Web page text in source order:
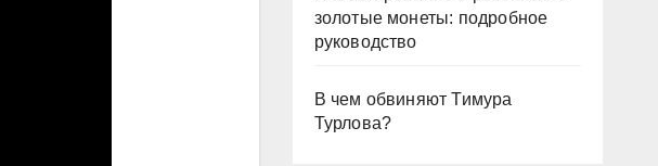
золотые монеты: подробное
руководство
В чем обвиняют Тимура
Турлова?